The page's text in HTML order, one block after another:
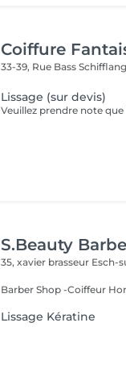
Coiffure
33-39, Rue Bass
Lissage (sur devis)
S.Beauty
35, xavier brasseur Esch-
Barber Shop -Coiffeur
Lissage Kératine